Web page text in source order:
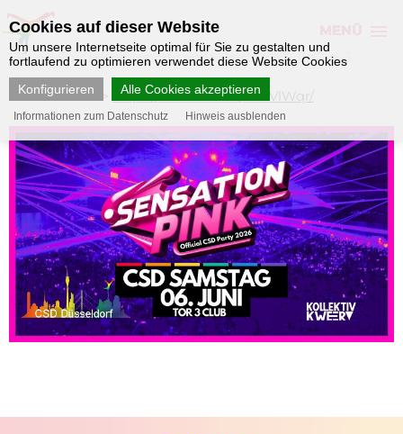
Die große Abschlussparty am Samstag 6.6. im Tor 3
Dein Tiket >>> https://nbk.ticket.io/TadVlWqr/
Cookies auf dieser Website
Um unsere Internetseite optimal für Sie zu gestalten und
fortlaufend zu optimieren verwendet diese Website Cookies
Konfigurieren
Alle Cookies akzeptieren
Informationen zum Datenschutz Hinweis ausblenden